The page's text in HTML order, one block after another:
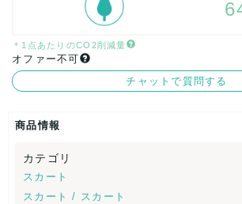
＊1点あたりのCO2削減量
オファー不可
チャットで質問する
商品情報
カテゴリ
スカート
スカート / スカート